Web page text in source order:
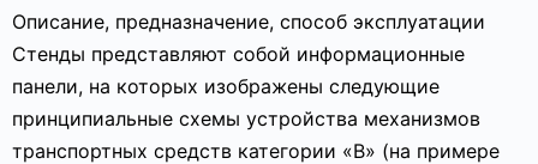
Описание, предназначение, способ эксплуатации
Стенды представляют собой информационные
панели, на которых изображены следующие
принципиальные схемы устройства механизмов
транспортных средств категории «В» (на примере